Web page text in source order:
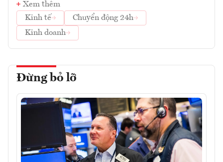
Xem thêm
Kinh tế
Chuyển động 24h
Kinh doanh
Đừng bỏ lỡ